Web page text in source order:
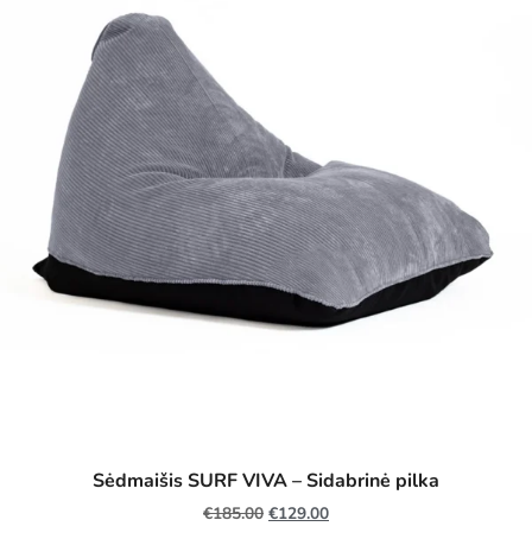
Sėdmaišis SURF VIVA–Sidabrinė pilka
€185.00 €129.00